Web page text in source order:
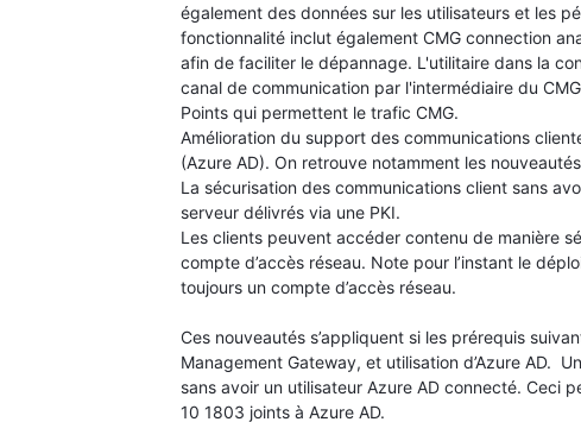
également des données sur les utilisateurs et les
fonctionnalité inclut également CMG connection
afin de faciliter le dépannage. L'utilitaire dans la
canal de communication par l'intermédiaire du
Points qui permettent le trafic CMG.
Amélioration du support des communications
(Azure AD). On retrouve notamment les
La sécurisation des communications client sans
serveur délivrés via une PKI.
Les clients peuvent accéder contenu de manière
compte d’accès réseau. Note pour l’instant le
toujours un compte d’accès réseau.
Ces nouveautés s’appliquent si les prérequis
Management Gateway, et utilisation d’Azure AD.
sans avoir un utilisateur Azure AD connecté. Ceci
10 1803 joints à Azure AD.